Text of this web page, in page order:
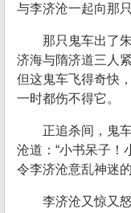
与李济沧一起向那
那只鬼车出了
济海与隋济道三人
但这鬼车飞得奇快
一时都伤不得它。
正追杀间，鬼
沧道：“小书呆子！
令李济沧意乱神迷
李济沧又惊又